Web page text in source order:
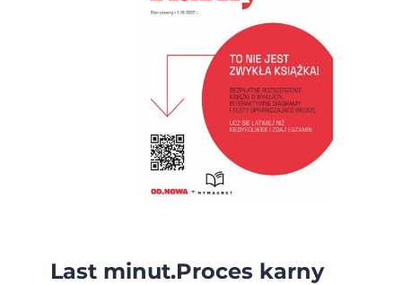
Last minut.Proces karny